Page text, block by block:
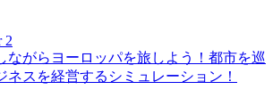
2
ながらヨーロッパを旅しよう！都市を巡
ネスを経営するシミュレーション！